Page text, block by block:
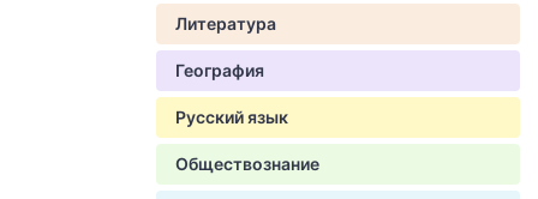
Литература
География
Русский язык
Обществознание